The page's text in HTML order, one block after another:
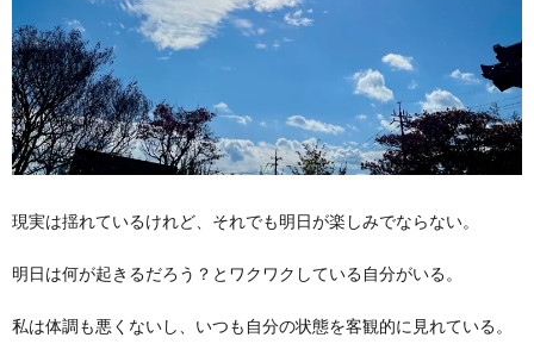
現実は揺れているけれど、それでも明日が楽しみでならない。
明日は何が起きるだろう？とワクワクしている自分がいる。
私は体調も悪くないし、いつも自分の状態を客観的に見れている。